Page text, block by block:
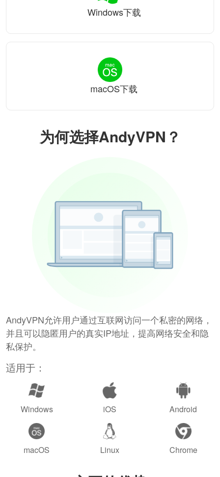
为何选择AndyVPN？
AndyVPN允许用户通过互联网访问一个私密的网络，
并且可以隐匿用户的真实IP地址，提高网络安全和隐
私保护。
适用于：
Windows iOS Android
macOS Linux Chrome
Windows下载
macOS下载